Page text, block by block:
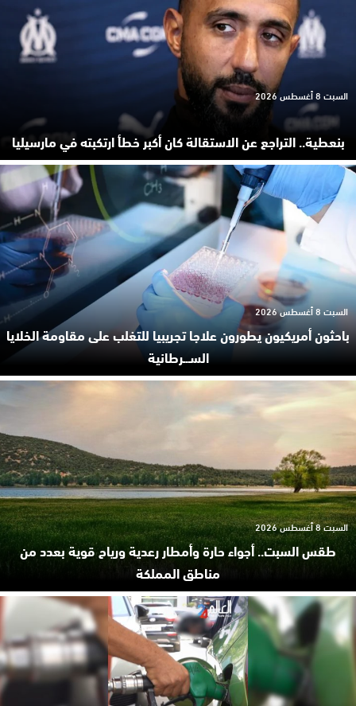
بنعطية.. التراجع عن الاستقالة كان أكبر خطأ ارتكبته في مارسيليا
السبت 8 أغسطس 2026
باحثون أمريكيون يطورون علاجا تجريبيا للتغلب على مقاومة الخلايا
السـ.ـرطانية
السبت 8 أغسطس 2026
طقس السبت.. أجواء حارة وأمطار رعدية ورياح قوية بعدد من
مناطق المملكة
السبت 8 أغسطس 2026